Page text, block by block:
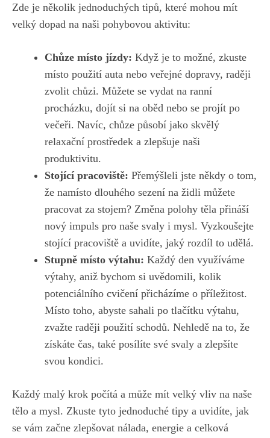
‌Zde⁤ je několik jednoduchých tipů, které mohou mít
velký dopad na naši pohybovou aktivitu:
Chůze místo jízdy: Když‍ je to možné, zkuste
místo použití auta nebo veřejné⁣ dopravy,​ raději ​
zvolit chůzi. ‍Můžete⁢ se vydat na ranní‍
procházku, dojít⁢ si ‍na‍ oběd nebo se projít po ​
večeři. Navíc,⁤ chůze působí jako skvělý
relaxační prostředek a zlepšuje naši
produktivitu.
Stojící pracoviště: Přemýšleli jste někdy o⁣ tom,
že namísto dlouhého‌ sezení ‌na ⁣židli můžete
pracovat za stojem?⁣ Změna polohy těla ⁢přináší
nový impuls pro‌ naše svaly i ‍mysl. Vyzkoušejte
stojící ​pracoviště a uvidíte, jaký rozdíl to‌ udělá.
Stupně místo výtahu: Každý den využíváme
výtahy, aniž‍ bychom si​ uvědomili, ‌kolik
potenciálního ⁣cvičení přicházíme o příležitost.⁢
Místo toho, abyste ​sahali ‌po‌ tlačítku výtahu,
zvažte raději použití schodů. Nehledě​ na to, že
získáte čas, také posílíte své svaly a zlepšíte
svou kondici.
Každý malý krok počítá a může‌ mít ​velký vliv na ⁤naše
tělo a ​mysl.‌ Zkuste tyto jednoduché ⁣tipy a uvidíte, jak
se vám začne zlepšovat nálada, energie a celková